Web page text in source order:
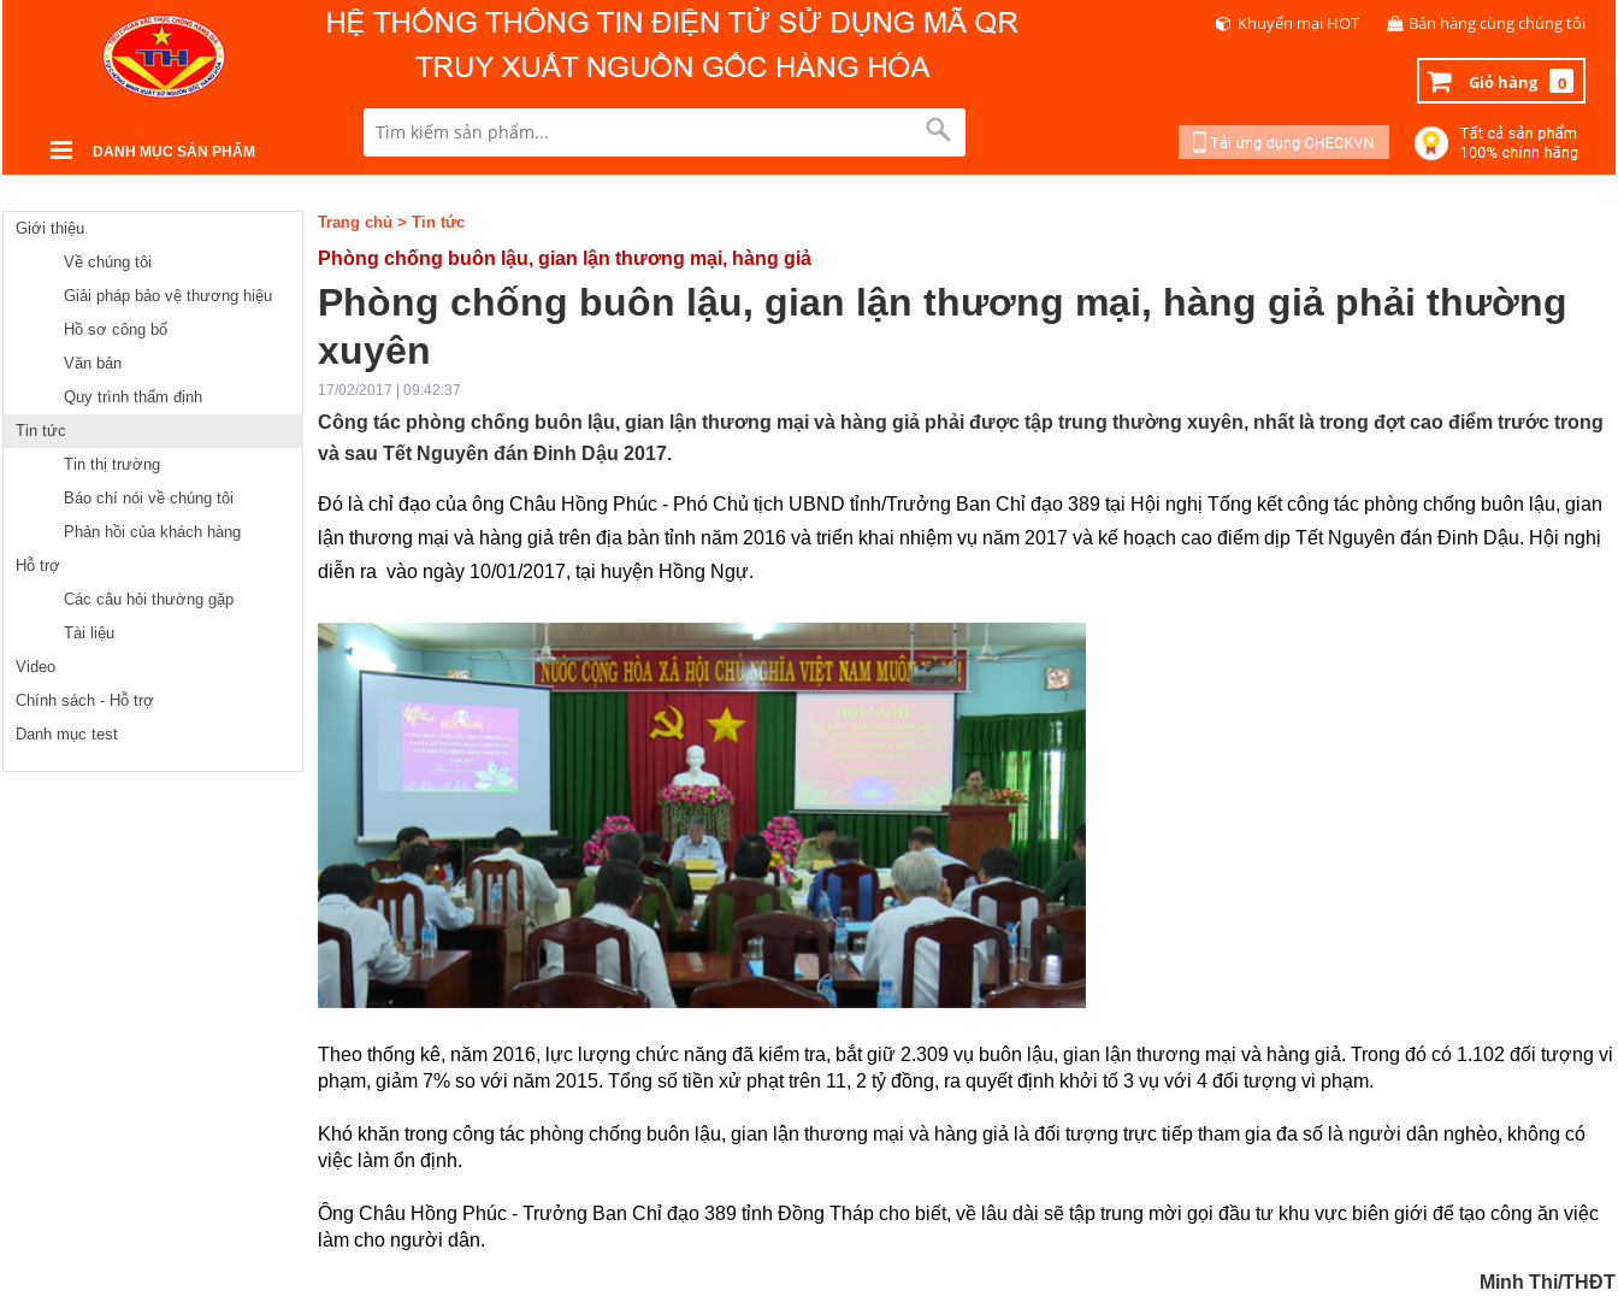
DANH MỤC SẢN PHẨM
Khuyến mại HOT Bán hàng cùng chúng tôi
Giỏ hàng 0
Giới thiệu
Về chúng tôi
Giải pháp bảo vệ thương hiệu
Hồ sơ công bố
Văn bản
Quy trình thẩm định
Tin tức
Tin thị trường
Báo chí nói về chúng tôi
Phản hồi của khách hàng
Hỗ trợ
Các câu hỏi thường gặp
Tài liệu
Video
Chính sách - Hỗ trợ
Danh mục test
Trang chủ > Tin tức
Phòng chống buôn lậu, gian lận thương mại, hàng giả
Phòng chống buôn lậu, gian lận thương mại, hàng giả phải thường
xuyên
17/02/2017 | 09:42:37
Công tác phòng chống buôn lậu, gian lận thương mại và hàng giả phải được tập trung thường xuyên, nhất là trong đợt cao điểm trước trong
và sau Tết Nguyên đán Đinh Dậu 2017.
Đó là chỉ đạo của ông Châu Hồng Phúc - Phó Chủ tịch UBND tỉnh/Trưởng Ban Chỉ đạo 389 tại Hội nghị Tổng kết công tác phòng chống buôn lậu, gian
lận thương mại và hàng giả trên địa bàn tỉnh năm 2016 và triển khai nhiệm vụ năm 2017 và kế hoạch cao điểm dịp Tết Nguyên đán Đinh Dậu. Hội nghị
diễn ra vào ngày 10/01/2017, tại huyện Hồng Ngự.
Theo thống kê, năm 2016, lực lượng chức năng đã kiểm tra, bắt giữ 2.309 vụ buôn lậu, gian lận thương mại và hàng giả. Trong đó có 1.102 đối tượng vi
phạm, giảm 7% so với năm 2015. Tổng số tiền xử phạt trên 11, 2 tỷ đồng, ra quyết định khởi tố 3 vụ với 4 đối tượng vi phạm.
Khó khăn trong công tác phòng chống buôn lậu, gian lận thương mại và hàng giả là đối tượng trực tiếp tham gia đa số là người dân nghèo, không có
việc làm ổn định.
Ông Châu Hồng Phúc - Trưởng Ban Chỉ đạo 389 tỉnh Đồng Tháp cho biết, về lâu dài sẽ tập trung mời gọi đầu tư khu vực biên giới để tạo công ăn việc
làm cho người dân.
Minh Thi/THĐT